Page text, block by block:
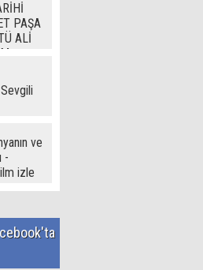
PAŞA
ALİ
ve
-
izle